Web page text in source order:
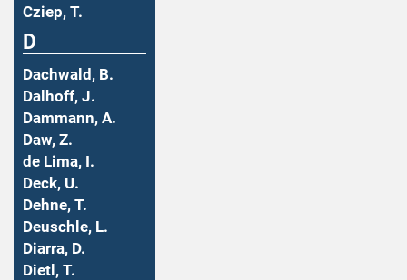
Cziep, T.
D
Dachwald, B.
Dalhoff, J.
Dammann, A.
Daw, Z.
de Lima, I.
Deck, U.
Dehne, T.
Deuschle, L.
Diarra, D.
Dietl, T.